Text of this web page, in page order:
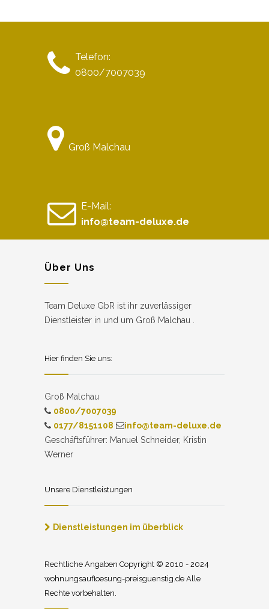
Telefon:
0800/7007039
Groß Malchau
E-Mail:
info@team-deluxe.de
Über Uns
Team Deluxe GbR ist ihr zuverlässiger
Dienstleister in und um Groß Malchau .
Hier finden Sie uns:
Groß Malchau
0800/7007039
0177/8151108
info@team-deluxe.de
Geschäftsführer: Manuel Schneider, Kristin
Werner
Unsere Dienstleistungen
Dienstleistungen im überblick
Rechtliche Angaben Copyright © 2010 - 2024
wohnungsaufloesung-preisguenstig.de Alle
Rechte vorbehalten.